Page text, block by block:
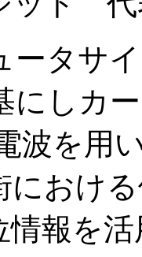
ータサ
にしカ
波を用
におけ
情報を